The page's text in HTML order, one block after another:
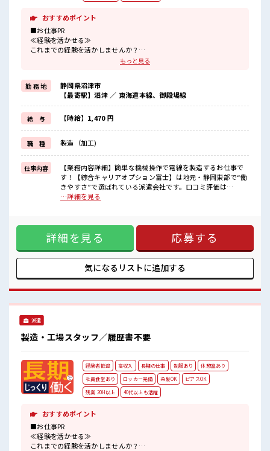
おすすめポイント
■お仕事PR
≪経験を活かせる≫
これまでの経験を活かしませんか？
≪残業で収入アップ≫
高収入を希望される方にオススメ。
残業は月20時間以上あります♪
≪ヘアカラーOKで自由な雰囲気の職場≫
明るすぎたり奇抜でなければ基本的に自由！
(規定有)≪ラクラク制服アリ≫
制服があるので、
毎日の服装の悩み解消♪
≪収入アップを目指せる≫
高時給だらけの派遣のお仕事です！
■職場の雰囲気
明るすぎたり奇抜過ぎなければヘアカラーOK！
ロッカーあり！
安心してお仕事に集中♪
残業がしっかりあるお仕事！
もっと見る
勤 務 地
静岡県沼津市
【最寄駅】沼津 ／ 東海道本線、御殿場線
給 与 【時給】1,470 円
職 種 製造（加工)
仕事内容
【業務内容詳細】簡単な機械操作で電線を製造するお仕事で
す！【綜合キャリアオプション富士】は地元・静岡東部で“働
きやすさ”で選ばれている派遣会社です。口コミ評価は
【★3.9】と地域トップクラスで、対応の丁寧さやフォロー体
や迷いのある方も、冨士・富士宮・沼津・三島・伊豆の国・
御殿場・小山町エリアでの仕事探しなら私たちがしっかり伴
走します。あなたに合う職場探しを“地元密着”でお手伝いし
ます。まずはお気軽にお問い合わせください。 【取扱製品情
報】 架空送電線および部品メタルケーブル特機・産機用コネ
け…という方もOK！ ≪残業で収入アップ≫ 高収入を希望さ
れる方にオススメ。 残業は月20時間以上あります♪ ≪ヘアカ
で、 毎日の服装の悩み解消♪ ≪収入アップを目指せる≫ 高時
給だらけの派遣のお仕事です！ ■職場の雰囲気 明るすぎたり
奇抜過ぎなければヘアカラーOK！ 休憩室で楽しくおしゃべ
り！ ストレス解消☆ ロッカーあり！ 安心してお仕事に集中♪
残業がしっかりあるお仕事！
…詳細を見る
詳細を見る 応募する
気になるリストに追加する
派遣
製造・工場スタッフ／履歴書不要
経験者歓迎 高収入 長期の仕事 制服あり
休憩室あり
社員食堂あり
ロッカー完備 染髪OK
ピアスOK
残業 20H以上
40代以上も活躍
おすすめポイント
■お仕事PR
≪経験を活かせる≫
これまでの経験を活かしませんか？